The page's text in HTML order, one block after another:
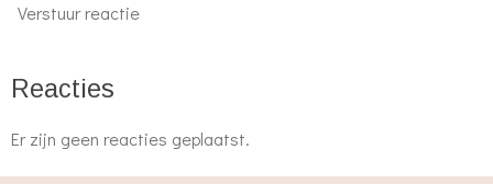
Verstuur reactie
Reacties
Er zijn geen reacties geplaatst.